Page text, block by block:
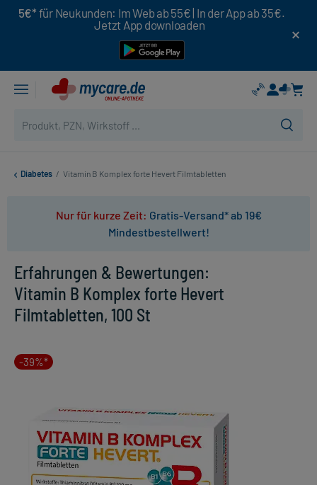
5€* für Neukunden: Im Web ab 55€ | In der App ab 35€.
Jetzt App downloaden
Diabetes / Vitamin B Komplex forte Hevert Filmtabletten
Nur für kurze Zeit: Gratis-Versand* ab 19€
Mindestbestellwert!
Erfahrungen & Bewertungen:
Vitamin B Komplex forte Hevert
Filmtabletten, 100 St
-39%*